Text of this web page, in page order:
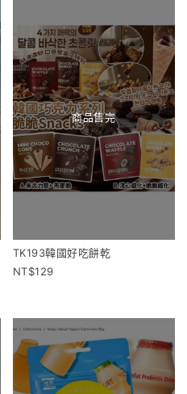
商品售完
TK193韓國好吃餅乾
129